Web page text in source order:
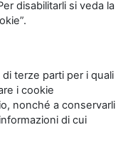
disabilitarli si veda la
terze parti per i quali
i cookie
nonché a conservarli
di cui